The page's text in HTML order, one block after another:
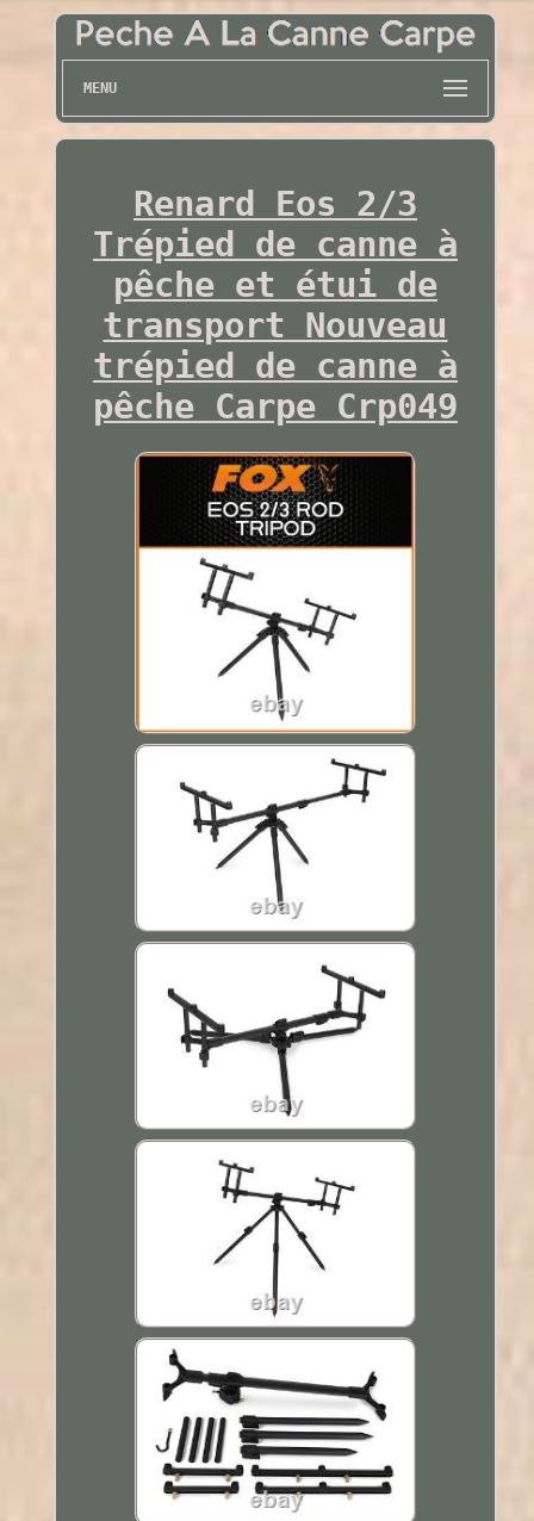
MENU
Renard Eos 2/3
Trépied de canne à
pêche et étui de
transport Nouveau
trépied de canne à
pêche Carpe Crp049